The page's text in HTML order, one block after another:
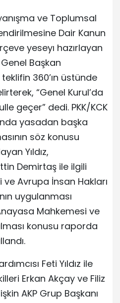
ve Toplumsal
Dair Kanun
yeseyı hazırlayan
Başkan
teklifin 360’ın üstünde
“Genel Kurul’da
geçer” dedi. PKK/KCK
yasadan başka
söz konusu
Yıldız,
Demirtaş ile ilgili
Avrupa İnsan Hakları
uygulanması
Mahkemesi ve
konusu raporda
Feti Yıldız ile
Erkan Akçay ve Filiz
AKP Grup Başkanı